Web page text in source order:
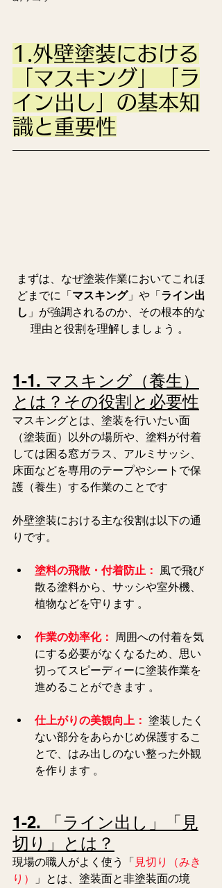
1.外壁塗装における
「マスキング」「ラ
イン出し」の基本知
識と重要性
まずは、なぜ塗装作業においてこれほ
どまでに「マスキング」や「ライン出
し 」が強調されるのか、その根本的な
理由と役割を理解しましょう 。
1-1. マスキング（養生）
とは？その役割と必要性
マスキングとは、塗装を行いたい面
（塗装面）以外の場所や、塗料が付着
しては困る窓ガラス、アルミサッシ、
床面などを専用のテープやシートで保
護（養生）する作業のことです
外壁塗装における主な役割は以下の通
りです。
塗料の飛散・付着防止： 風で飛び
散る塗料から、サッシや室外機、
植物などを守ります 。
作業の効率化： 周囲への付着を気
にする必要がなくなるため、思い
切ってスピーディーに塗装作業を
進めることができます 。
仕上がりの美観向上： 塗装したく
ない部分をあらかじめ保護するこ
とで、はみ出しのない整った外観
を作ります 。
1-2. 「ライン出し」「見
切り」とは？
現場の職人がよく使う「 見切り（みき
り）
」とは、塗装面と非塗装面の境